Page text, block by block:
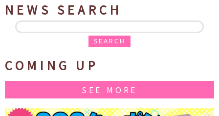
NEWS SEARCH
SEARCH
COMING UP
SEE MORE